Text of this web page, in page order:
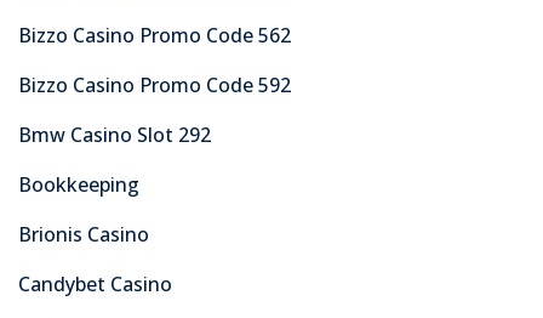
Bizzo Casino Promo Code 562
Bizzo Casino Promo Code 592
Bmw Casino Slot 292
Bookkeeping
Brionis Casino
Candybet Casino